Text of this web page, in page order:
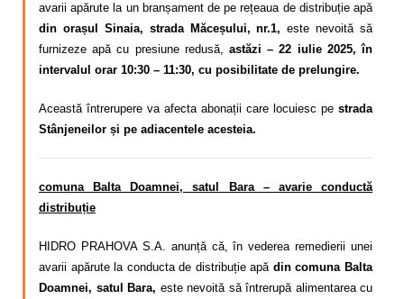
avarii apărute la un branșament de pe rețeaua de distribuție apă
din orașul Sinaia, strada Măceșului, nr.1,este nevoită să
furnizeze apă cu presiune redusă, astăzi – 22 iulie 2025, în
intervalul orar 10:30 – 11:30, cu posibilitate de prelungire.
Această întrerupere va afecta abonații care locuiesc pe strada
Stânjeneilor și pe adiacentele acesteia.
comuna Balta Doamnei, satul Bara – avarie conductă
distribuție
HIDRO PRAHOVA S.A. anunță că, în vederea remedierii unei
avarii apărute la conducta de distribuție apă din comuna Balta
Doamnei, satul Bara, este nevoită să întrerupă alimentarea cu